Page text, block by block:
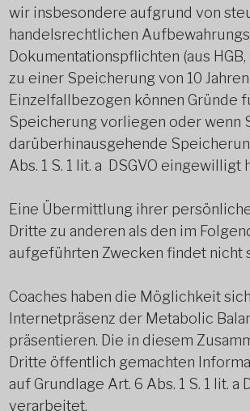
wir insbesondere aufgrund von
handelsrechtlichen
Dokumentationspflichten (aus HGB,
zu einer Speicherung von 10
Einzelfallbezogen können Gründe
Speicherung vorliegen oder wenn
darüberhinausgehende
Abs. 1 S. 1 lit. a DSGVO eingewilligt
Eine Übermittlung ihrer
Dritte zu anderen als den im
aufgeführten Zwecken findet nicht
Coaches haben die Möglichkeit
Internetpräsenz der Metabolic
präsentieren. Die in diesem
Dritte öffentlich gemachten
auf Grundlage Art. 6 Abs. 1 S. 1 lit. a
verarbeitet.